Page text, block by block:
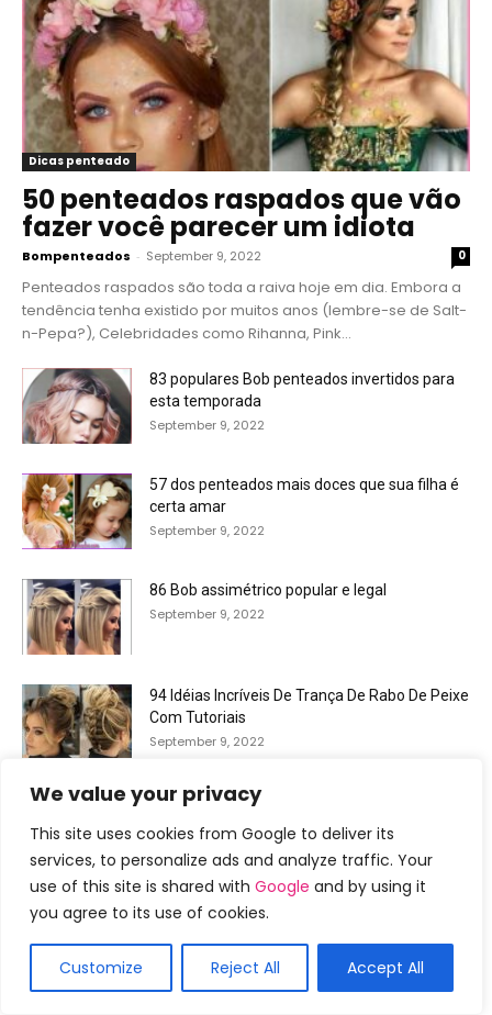
We value your privacy
This site uses cookies from Google to deliver its
services, to personalize ads and analyze traffic. Your
use of this site is shared with Google and by using it
you agree to its use of cookies.
Customize Reject All Accept All
Dicas penteado
50 penteados raspados que vão
fazer você parecer um idiota
Bompenteados - September 9, 2022 0
Penteados raspados são toda a raiva hoje em dia. Embora a
tendência tenha existido por muitos anos (lembre-se de Salt-
n-Pepa?), Celebridades como Rihanna, Pink...
83 populares Bob penteados invertidos para
esta temporada
September 9, 2022
57 dos penteados mais doces que sua filha é
certa amar
September 9, 2022
86 Bob assimétrico popular e legal
September 9, 2022
94 Idéias Incríveis De Trança De Rabo De Peixe
Com Tutoriais
September 9, 2022